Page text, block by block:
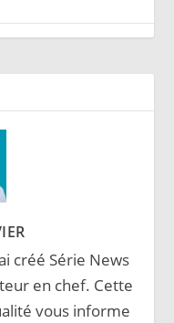
créé Série News
en chef. Cette
vous informe